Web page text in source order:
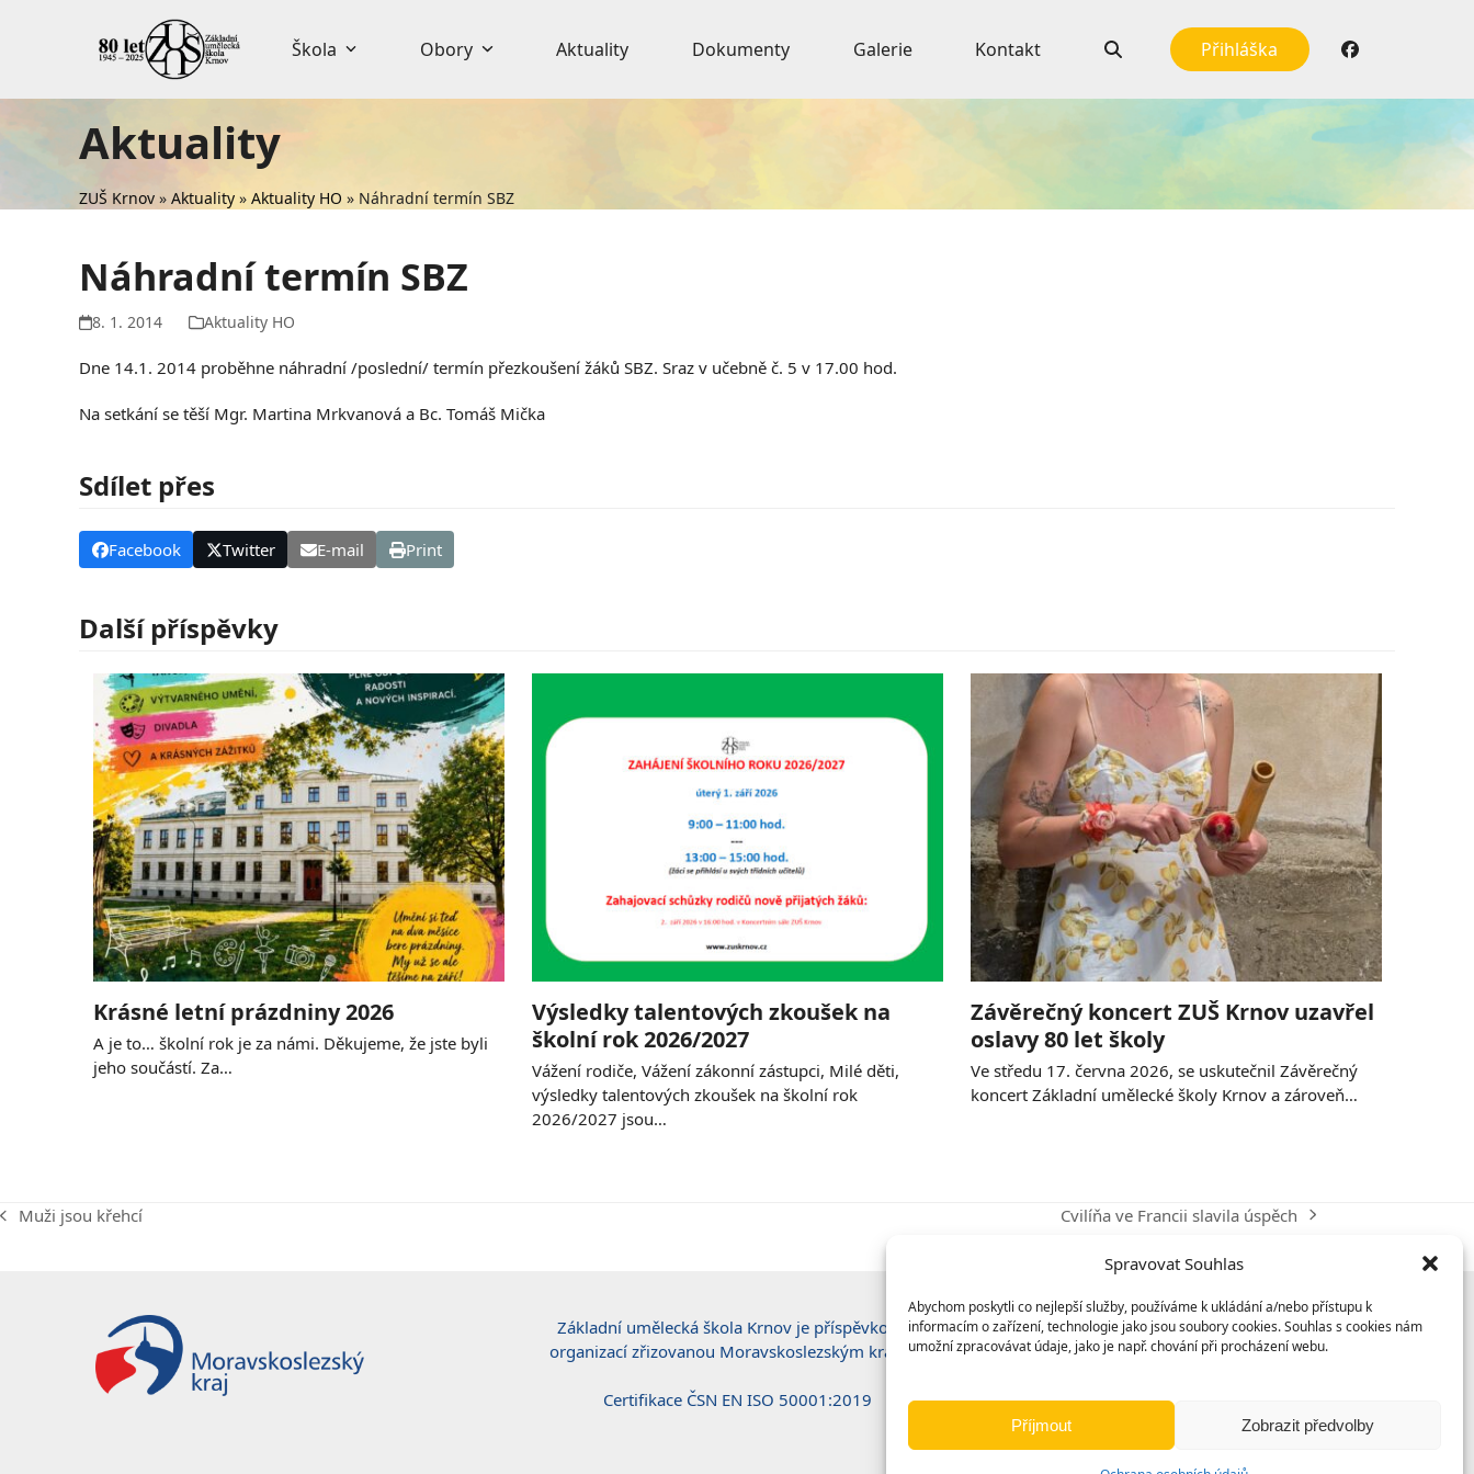
Spravovat Souhlas
Abychom poskytli co nejlepší služby, používáme k ukládání a/nebo přístupu k
informacím o zařízení, technologie jako jsou soubory cookies. Souhlas s cookies nám
umožní zpracovávat údaje, jako je např. chování při procházení webu.
Příjmout Zobrazit předvolby
Škola Obory Aktuality Dokumenty Galerie Kontakt Přihláška
Aktuality
ZUŠ Krnov » Aktuality » Aktuality HO » Náhradní termín SBZ
Náhradní termín SBZ
8. 1. 2014 Aktuality HO
Dne 14.1. 2014 proběhne náhradní /poslední/ termín přezkoušení žáků SBZ. Sraz v učebně č. 5 v 17.00 hod.
Na setkání se těší Mgr. Martina Mrkvanová a Bc. Tomáš Mička
Sdílet přes
Facebook Twitter E-mail Print
Další příspěvky
Krásné letní prázdniny 2026
A je to… školní rok je za námi. Děkujeme, že jste byli
jeho součástí. Za…
Výsledky talentových zkoušek na
školní rok 2026/2027
Vážení rodiče, Vážení zákonní zástupci, Milé děti,
výsledky talentových zkoušek na školní rok
2026/2027 jsou…
Závěrečný koncert ZUŠ Krnov uzavřel
oslavy 80 let školy
Ve středu 17. června 2026, se uskutečnil Závěrečný
koncert Základní umělecké školy Krnov a zároveň…
previous
Muži jsou křehcí
next
Cvilíňa ve Francii slavila úspěch
Základní umělecká škola Krnov je příspěvkovou
organizací zřizovanou Moravskoslezským krajem.
Certifikace ČSN EN ISO 50001:2019